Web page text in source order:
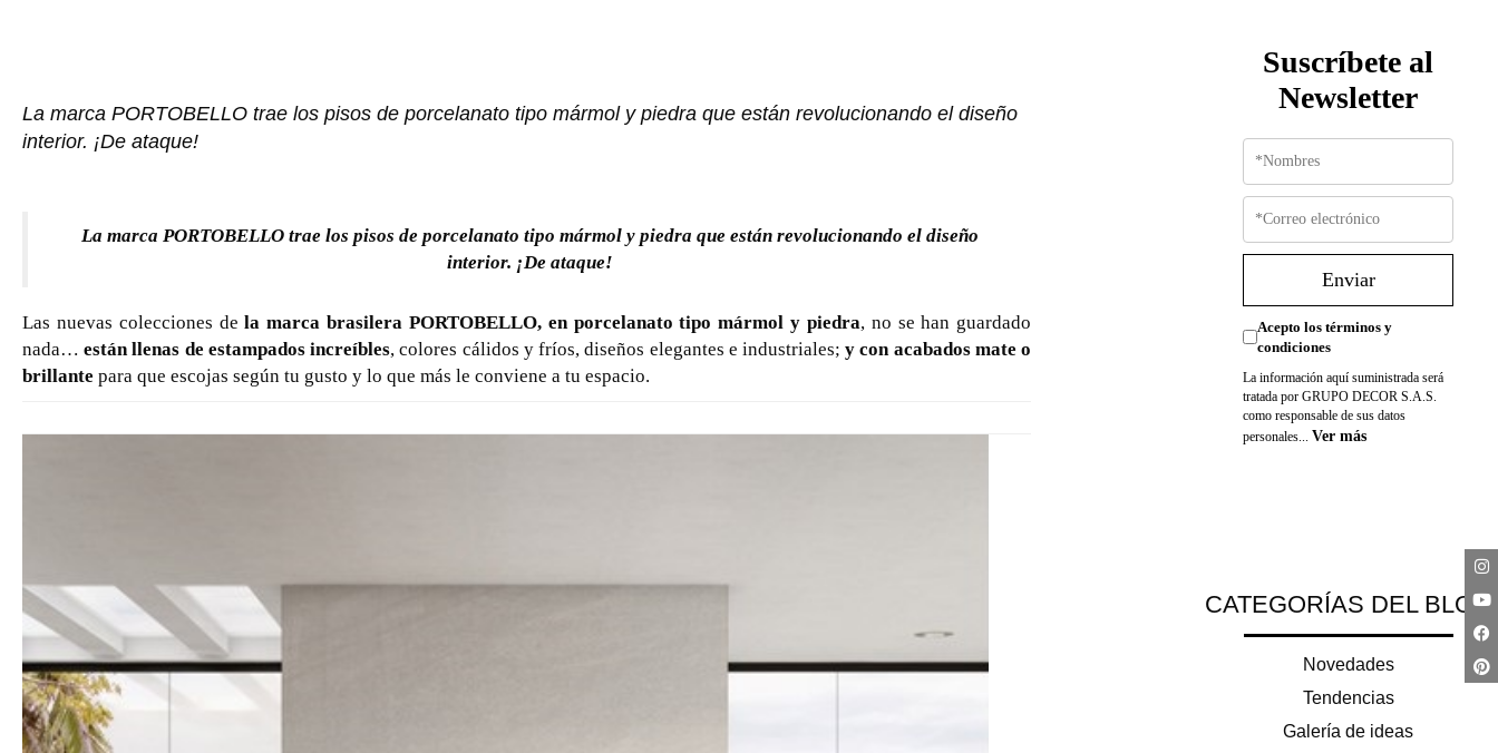
La marca PORTOBELLO trae los pisos de porcelanato tipo mármol y piedra que están revolucionando el diseño
interior. ¡De ataque!
La marca PORTOBELLO trae los pisos de porcelanato tipo mármol y piedra que están revolucionando el diseño
interior. ¡De ataque!
Las nuevas colecciones dela marca brasilera PORTOBELLO, en porcelanato tipo mármol y piedra, no se han guardado
nada…están llenas de estampados increíbles, colores cálidos y fríos, diseños elegantes e industriales;y con acabados mate o
brillante para que escojas según tu gusto y lo que más le conviene a tu espacio.
Suscríbete al
Newsletter
Enviar
Acepto los términos y
condiciones
La información aquí suministrada será
tratada por GRUPO DECOR S.A.S.
como responsable de sus datos
personales...Ver más
CATEGORÍAS DEL BLOG
Novedades
Tendencias
Galería de ideas